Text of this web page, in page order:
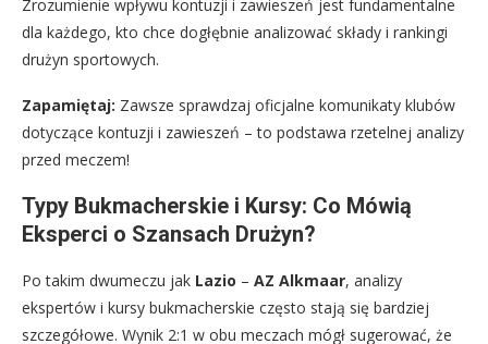
Zrozumienie wpływu kontuzji i zawieszeń jest fundamentalne
dla każdego, kto chce dogłębnie analizować składy i rankingi
drużyn sportowych.
Zapamiętaj: Zawsze sprawdzaj oficjalne komunikaty klubów
dotyczące kontuzji i zawieszeń – to podstawa rzetelnej analizy
przed meczem!
Typy Bukmacherskie i Kursy: Co Mówią
Eksperci o Szansach Drużyn?
Po takim dwumeczu jak Lazio – AZ Alkmaar, analizy
ekspertów i kursy bukmacherskie często stają się bardziej
szczegółowe. Wynik 2:1 w obu meczach mógł sugerować, że